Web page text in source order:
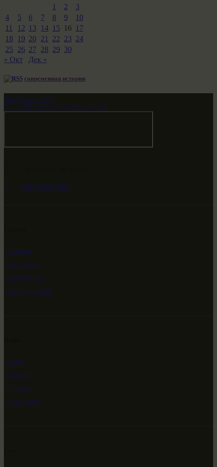
1
2
3
4
5 6 7 8 9
10
11
12 13 14 15 16 17
18
19 20 21 22 23 24
25
26 27 28 29 30
« Окт
Дек »
современная история
Звездные врата
НАШ МИР ВЧЕРА СЕГОДНЯ И ЗАВТРА
+682 (000) 0001
Главная
Выставки
Коллекции
Мероприятия
Сайт
Контакт
Статьи
Сувениры